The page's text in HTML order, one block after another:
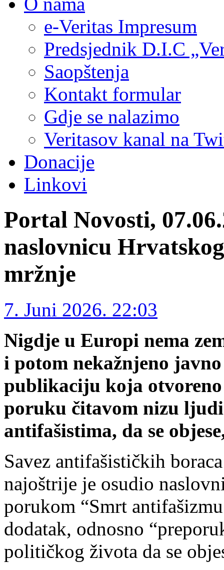
e-Veritas Impresum
Predsjednik D.I.C
Saopštenja
Kontakt formular
Gdje se nalazimo
Veritasov kanal na
Donacije
Linkovi
Portal Novosti,
naslovnicu
mržnje
7. Juni 2026. 22:03
Nigdje u Europi nema
i potom nekažnjeno
publikaciju koja
poruku čitavom nizu
antifašistima, da se
Savez antifašističkih
najoštrije je osudio
porukom “Smrt
dodatak, odnosno
političkog života da se